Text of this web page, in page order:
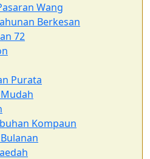
Wang
Berkesan
72
Purata
Kompaun